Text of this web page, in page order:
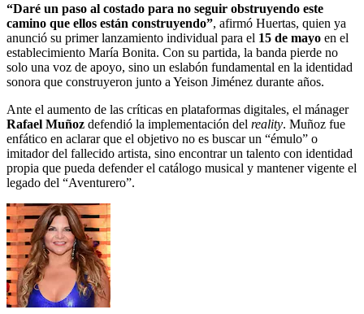
“Daré un paso al costado para no seguir obstruyendo este
camino que ellos están construyendo”, afirmó Huertas, quien ya
anunció su primer lanzamiento individual para el 15 de mayo en el
establecimiento María Bonita. Con su partida, la banda pierde no
solo una voz de apoyo, sino un eslabón fundamental en la identidad
sonora que construyeron junto a Yeison Jiménez durante años.
Ante el aumento de las críticas en plataformas digitales, el mánager
Rafael Muñoz defendió la implementación del reality. Muñoz fue
enfático en aclarar que el objetivo no es buscar un “émulo” o
imitador del fallecido artista, sino encontrar un talento con identidad
propia que pueda defender el catálogo musical y mantener vigente el
legado del “Aventurero”.